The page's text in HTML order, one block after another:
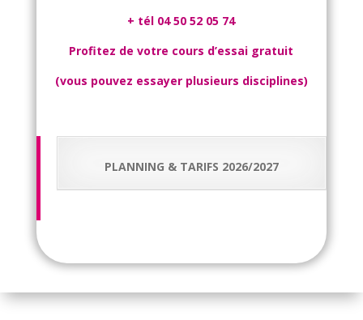
+ tél 04 50 52 05 74
Profitez de votre cours d’essai gratuit
(vous pouvez essayer plusieurs disciplines)
PLANNING & TARIFS 2026/2027